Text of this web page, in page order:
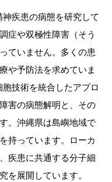
疾患の病態を研究して
症や双極性障害（そう
ていません。多くの患
や予防法を求めていま
技術を統合したアプロ
害の病態解明と、その
。沖縄県は島嶼地域で
持っています。ローカ
疾患に共通する分子細
を展開しています。